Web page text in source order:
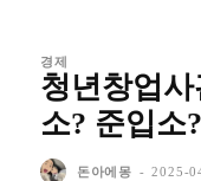
경제
청년창업
소? 준입소
돈아에몽 - 2025-